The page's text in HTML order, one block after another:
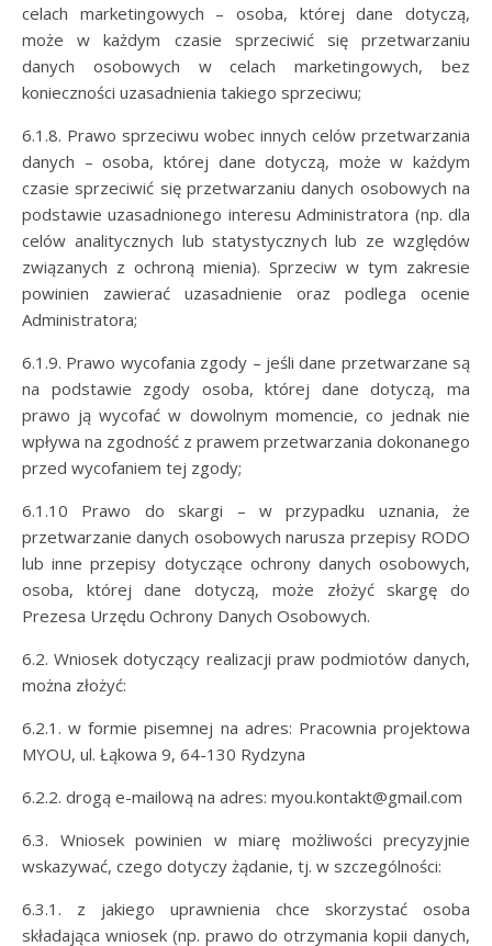
celach marketingowych – osoba, której dane dotyczą,
może w każdym czasie sprzeciwić się przetwarzaniu
danych osobowych w celach marketingowych, bez
konieczności uzasadnienia takiego sprzeciwu;
6.1.8. Prawo sprzeciwu wobec innych celów przetwarzania
danych – osoba, której dane dotyczą, może w każdym
czasie sprzeciwić się przetwarzaniu danych osobowych na
podstawie uzasadnionego interesu Administratora (np. dla
celów analitycznych lub statystycznych lub ze względów
związanych z ochroną mienia). Sprzeciw w tym zakresie
powinien zawierać uzasadnienie oraz podlega ocenie
Administratora;
6.1.9. Prawo wycofania zgody – jeśli dane przetwarzane są
na podstawie zgody osoba, której dane dotyczą, ma
prawo ją wycofać w dowolnym momencie, co jednak nie
wpływa na zgodność z prawem przetwarzania dokonanego
przed wycofaniem tej zgody;
6.1.10 Prawo do skargi – w przypadku uznania, że
przetwarzanie danych osobowych narusza przepisy RODO
lub inne przepisy dotyczące ochrony danych osobowych,
osoba, której dane dotyczą, może złożyć skargę do
Prezesa Urzędu Ochrony Danych Osobowych.
6.2. Wniosek dotyczący realizacji praw podmiotów danych,
można złożyć:
6.2.1. w formie pisemnej na adres: Pracownia projektowa
MYOU, ul. Łąkowa 9, 64-130 Rydzyna
6.2.2. drogą e-mailową na adres: myou.kontakt@gmail.com
6.3. Wniosek powinien w miarę możliwości precyzyjnie
wskazywać, czego dotyczy żądanie, tj. w szczególności:
6.3.1. z jakiego uprawnienia chce skorzystać osoba
składająca wniosek (np. prawo do otrzymania kopii danych,